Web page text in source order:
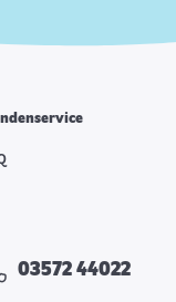
03572 44022